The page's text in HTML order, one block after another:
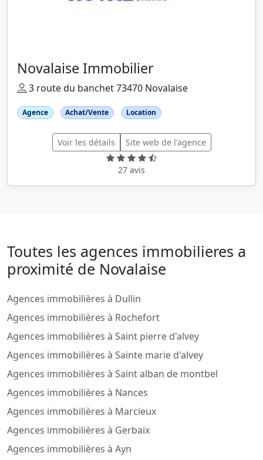
Novalaise Immobilier
3 route du banchet 73470 Novalaise
Agence Achat/Vente Location
Voir les détails Site web de l'agence
27 avis
Toutes les agences immobilieres a
proximité de Novalaise
Agences immobilières à Dullin
Agences immobilières à Rochefort
Agences immobilières à Saint pierre d'alvey
Agences immobilières à Sainte marie d'alvey
Agences immobilières à Saint alban de montbel
Agences immobilières à Nances
Agences immobilières à Marcieux
Agences immobilières à Gerbaix
Agences immobilières à Ayn